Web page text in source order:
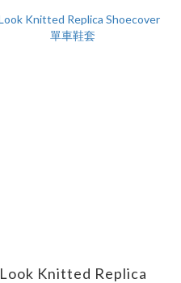
Look Knitted Replica